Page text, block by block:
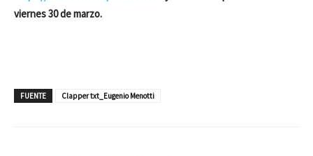
viernes 30 de marzo.
FUENTE Clapper txt_Eugenio Menotti